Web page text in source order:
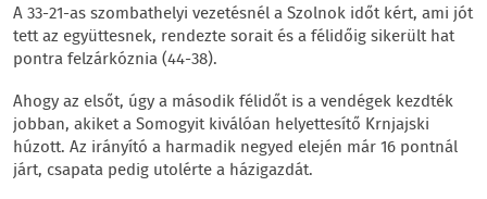
A 33-21-as szombathelyi vezetésnél a Szolnok időt kért, ami jót
tett az együttesnek, rendezte sorait és a félidőig sikerült hat
pontra felzárkóznia (44-38).
Ahogy az elsőt, úgy a második félidőt is a vendégek kezdték
jobban, akiket a Somogyit kiválóan helyettesítő Krnjajski
húzott. Az irányító a harmadik negyed elején már 16 pontnál
járt, csapata pedig utolérte a házigazdát.